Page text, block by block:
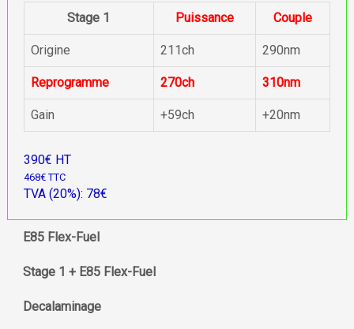
Stage 1
Puissance Couple
Origine 211ch 290nm
Reprogramme 270ch 310nm
Gain +59ch +20nm
390€ HT
468€ TTC
TVA (20%): 78€
E85 Flex-Fuel
Stage 1 + E85 Flex-Fuel
Decalaminage